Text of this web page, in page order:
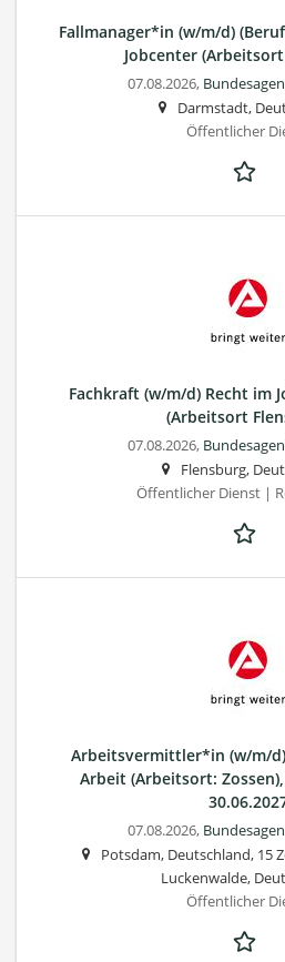
Fallmanager*in (w/m/d)
Jobcenter
07.08.2026,
Darmstadt,
Öffentlicher
Fachkraft (w/m/d) Recht im
(Arbeitsort
07.08.2026,
Flensburg,
Öffentlicher Dienst |
Arbeitsvermittler*in (w/m/
Arbeit (Arbeitsort:
07.08.2026,
Potsdam, Deutschland, 15
Luckenwalde,
Öffentlicher